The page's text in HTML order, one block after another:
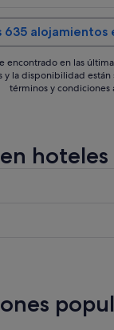
todos los
mejoraría
y la ropa de
lo demás todo
Un placer ..."
635 alojamientos
encontrado en las
y la disponibilidad
términos y condiciones
hoteles